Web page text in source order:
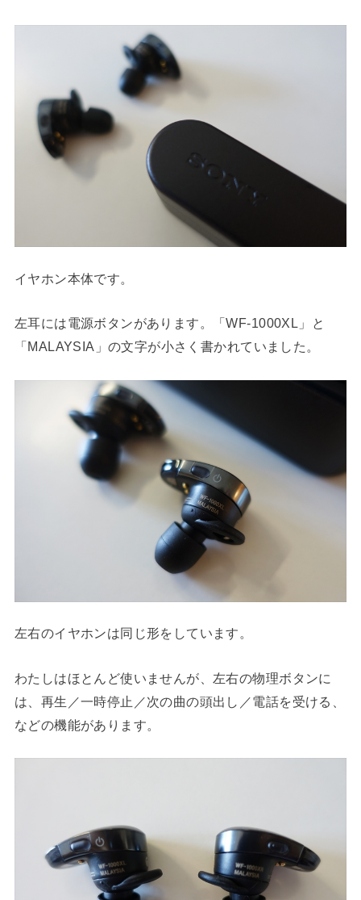
イヤホン本体です。
左耳には電源ボタンがあります。「WF-1000XL」と
「MALAYSIA」の文字が小さく書かれていました。
左右のイヤホンは同じ形をしています。
わたしはほとんど使いませんが、左右の物理ボタンに
は、再生／一時停止／次の曲の頭出し／電話を受ける、
などの機能があります。